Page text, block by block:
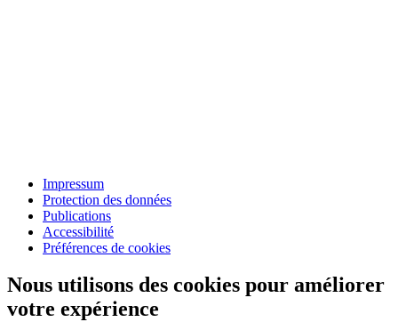
Impressum
Protection des données
Publications
Accessibilité
Préférences de cookies
Nous utilisons des cookies pour améliorer
votre expérience